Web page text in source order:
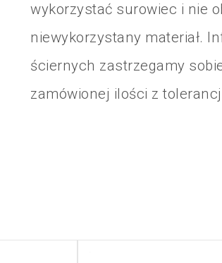
60x50x6 A FIN
wykorzystać surowiec i nie
niewykorzystany materiał.
ściernych zastrzegamy
zamówionej ilości z